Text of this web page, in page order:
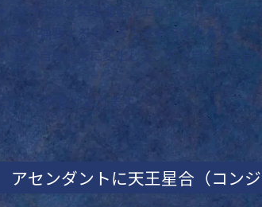
自分の道を突き進む、エキセントリック
親が強要するであろう道を拒否する人
自分自身が常に変化して、昨の自分を今日
という、特徴があります。
アセンダントに天王星合（コン